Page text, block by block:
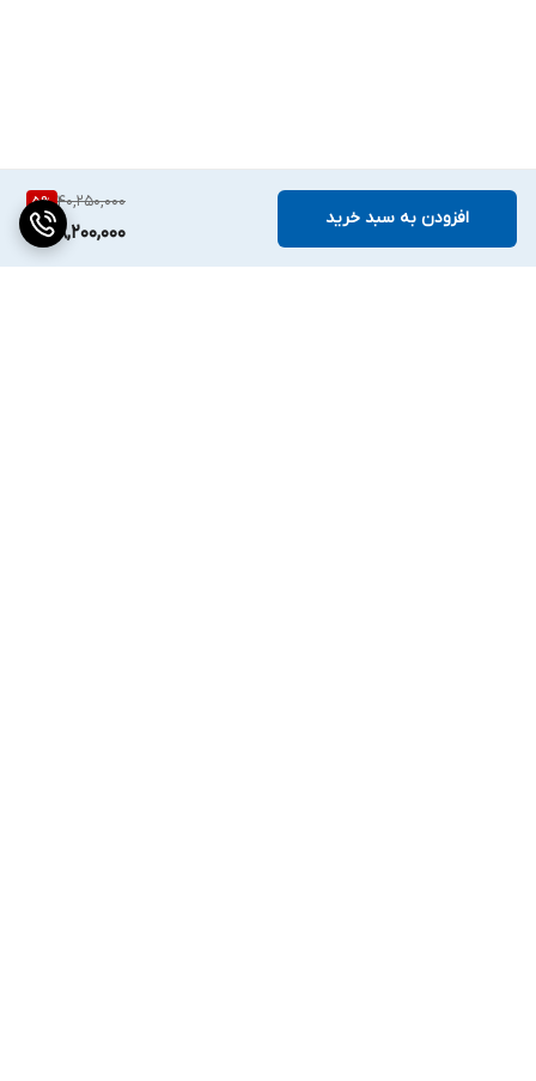
40,250,000
5%
38,200,000
افزودن به سبد خرید